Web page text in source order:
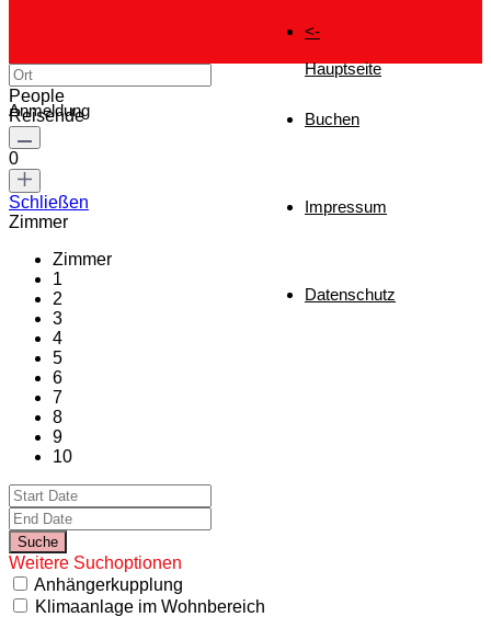
<-
Hauptseite
Buchen
Impressum
Datenschutz
Anmeldung
People
Reisende
0
Schließen
Zimmer
Zimmer
1
2
3
4
5
6
7
8
9
10
Weitere Suchoptionen
Anhängerkupplung
Klimaanlage im Wohnbereich